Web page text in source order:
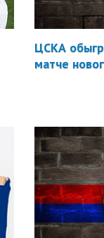
ЦСКА
матче